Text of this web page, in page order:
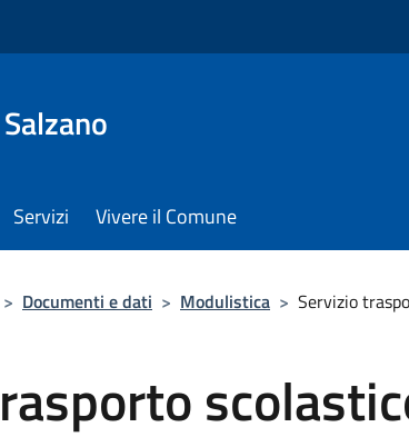
Servizi Vivere il Comune
> Documenti e dati > Modulistica > Servizio